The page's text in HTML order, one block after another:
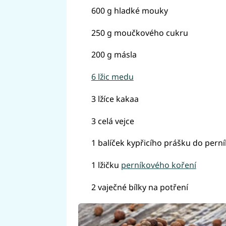
600 g hladké mouky
250 g moučkového cukru
200 g másla
6 lžic medu
3 lžíce kakaa
3 celá vejce
1 balíček kypřicího prášku do
1 lžičku perníkového koření
2 vaječné bílky na potření